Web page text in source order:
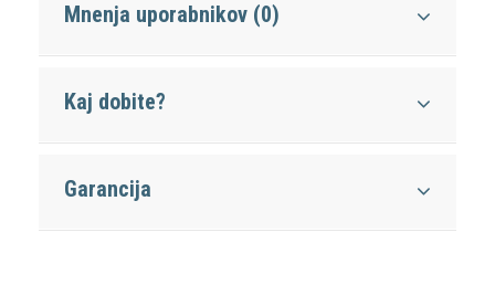
Mnenja uporabnikov (0)
Kaj dobite?
Garancija